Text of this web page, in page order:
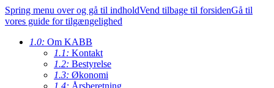
Spring menu over og gå til indholdVend tilbage til forsidenGå til
vores guide for tilgængelighed
1.0: Om KABB
1.1: Kontakt
1.2: Bestyrelse
1.3: Økonomi
1.4: Årsberetning